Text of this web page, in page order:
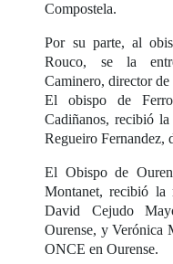
Compostela.
Por su parte, al
Rouco, se la
Caminero, director
El obispo de
Cadiñanos, recibió
Regueiro Fernandez,
El Obispo de
Montanet, recibió la
David Cejudo
Ourense, y Verónica
ONCE en Ourense.